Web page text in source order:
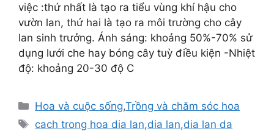
việc :thứ nhất là tạo ra tiểu vùng khí hậu cho
vườn lan, thứ hai là tạo ra môi trường cho cây
lan sinh trưởng. Ánh sáng: khoảng 50%-70% sử
dụng lưới che hay bóng cây tuỳ điều kiện -Nhiệt
độ: khoảng 20-30 độ C
Danh
mục
Hoa và cuộc sống,Trồng và chăm sóc hoa
Thẻ
cach trong hoa dia lan,dia lan,dia lan da